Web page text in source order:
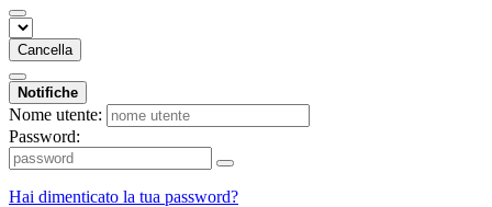
Cancella
Notifiche
Nome utente:
Password:
Hai dimenticato la tua password?